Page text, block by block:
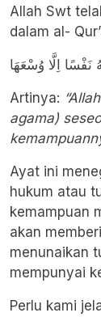
Allah Swt
dalam al-
نَفْسًا اِلَّا وُسْعَهَا
Artinya:
agama)
Ayat ini
hukum atau
kemampuan
akan
menunaikan
mempunyai
Perlu kami